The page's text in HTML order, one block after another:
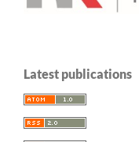
Latest publications